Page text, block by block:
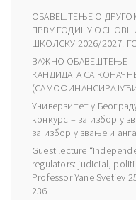
ОБАВЕШТЕЊЕ О
ПРВУ ГОДИНУ
ШКОЛСКУ 2026/2027.
ВАЖНО ОБАВЕШТЕЊЕ
КАНДИДАТА СА
Универзитет у
конкурс – за избор у
за избор у звање и
Guest lecture
regulators: judicial,
Professor Yane Svetiev
236